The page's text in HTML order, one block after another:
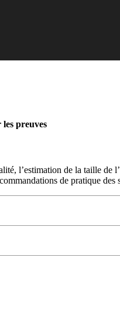
preuves
l’estimation de la taille de
de pratique des